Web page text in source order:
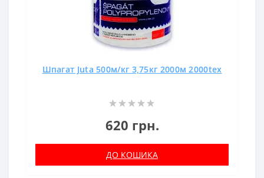
Шпагат Juta 500м/кг 3,75кг 2000м 2000tex
620 грн.
ДО КОШИКА